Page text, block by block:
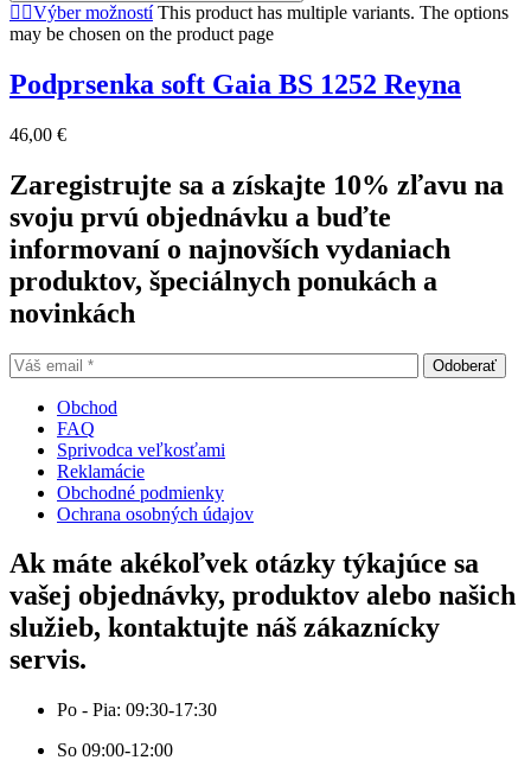
Výber možností This product has multiple variants. The options
may be chosen on the product page
Podprsenka soft Gaia BS 1252 Reyna
46,00 €
Zaregistrujte sa a získajte 10% zľavu na
svoju prvú objednávku a buďte
informovaní o najnovších vydaniach
produktov, špeciálnych ponukách a
novinkách
Obchod
FAQ
Sprivodca veľkosťami
Reklamácie
Obchodné podmienky
Ochrana osobných údajov
Ak máte akékoľvek otázky týkajúce sa
vašej objednávky, produktov alebo našich
služieb, kontaktujte náš zákaznícky
servis.
Po - Pia: 09:30-17:30
So 09:00-12:00